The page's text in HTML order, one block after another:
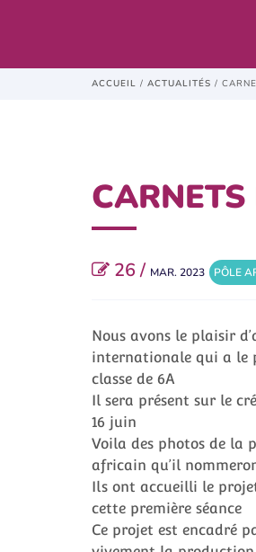
ACCUEIL / ACTUALITÉS /
26 / MAR. 2023 PÔLE
Nous avons le plaisir
internationale qui a le
classe de 6A
Il sera présent sur le
16 juin
Voila des photos de la
africain qu’il
Ils ont accueilli le
cette première séance
Ce projet est encadré